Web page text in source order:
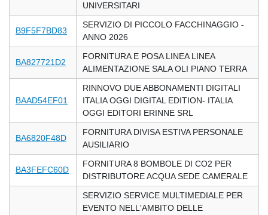
UNIVERSITARI
B9F5F7BD83
SERVIZIO DI PICCOLO FACCHINAGGIO -
ANNO 2026
BA827721D2
FORNITURA E POSA LINEA LINEA
ALIMENTAZIONE SALA OLI PIANO TERRA
BAAD54EF01
RINNOVO DUE ABBONAMENTI DIGITALI
ITALIA OGGI DIGITAL EDITION- ITALIA
OGGI EDITORI ERINNE SRL
BA6820F48D
FORNITURA DIVISA ESTIVA PERSONALE
AUSILIARIO
BA3FEFC60D
FORNITURA 8 BOMBOLE DI CO2 PER
DISTRIBUTORE ACQUA SEDE CAMERALE
SERVIZIO SERVICE MULTIMEDIALE PER
EVENTO NELL'AMBITO DELLE